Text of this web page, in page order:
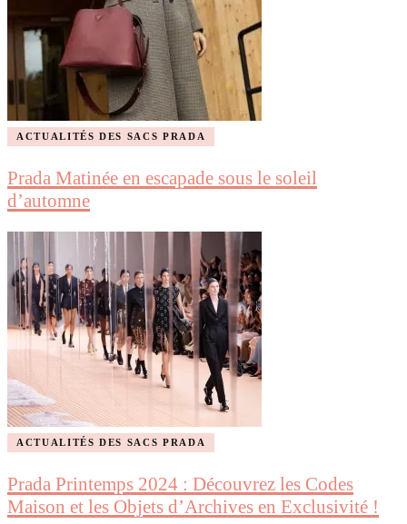
ACTUALITÉS DES SACS PRADA
Prada Matinée en escapade sous le soleil
d’automne
ACTUALITÉS DES SACS PRADA
Prada Printemps 2024 : Découvrez les Codes
Maison et les Objets d’Archives en Exclusivité !